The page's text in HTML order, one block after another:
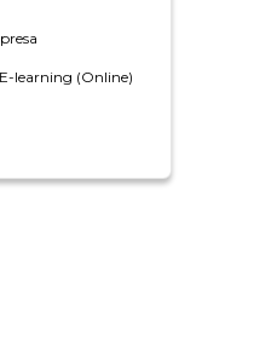
learning (Online)